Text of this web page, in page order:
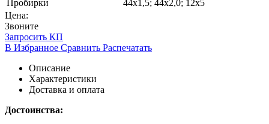
Пробирки
44x1,5; 44х2,0; 12x5
Цена:
Звоните
Запросить КП
В Избранное Сравнить Распечатать
Описание
Характеристики
Доставка и оплата
Достоинства: